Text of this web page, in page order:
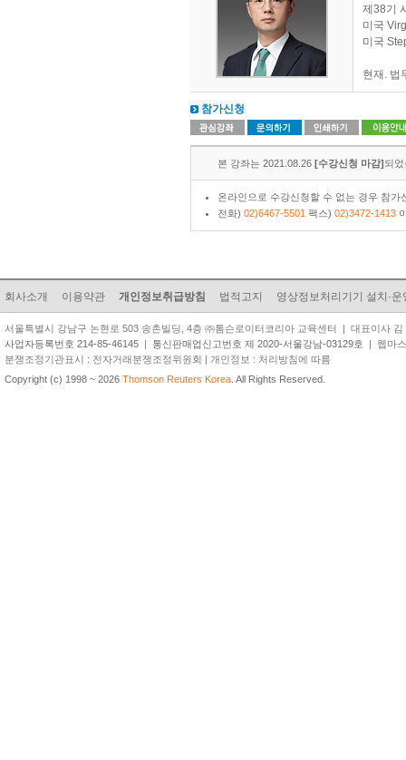
제38기
미국
미국
현재. 법
참가신청
본 강좌는 2021.08.26 [수강신청 마감]되
온라인으로 수강신청할 수 없는 경우 참
전화) 02)6467-5501 팩스) 02)3472-1413
회사소개 이용약관 개인정보취급방침 법적고지 영상정보처리기기 설치·운
서울특별시 강남구 논현로 503 송촌빌딩, 4층 ㈜톰슨로이터코리아 교육센터 | 대표이사
사업자등록번호 214-85-46145 | 통신판매업신고번호 제 2020-서울강남-03129호 | 웹마
분쟁조정기관표시 : 전자거래분쟁조정위원회 | 개인정보 : 처리방침에 따름
Copyright (c) 1998 ~ 2026 Thomson Reuters Korea . All Rights Reserved.